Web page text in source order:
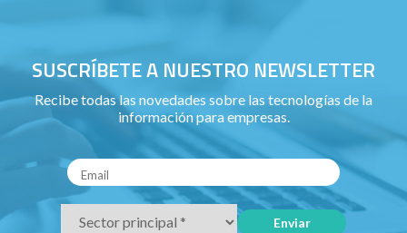
SUSCRÍBETE A NUESTRO NEWSLETTER
Recibe todas las novedades sobre las tecnologías de la
información para empresas.